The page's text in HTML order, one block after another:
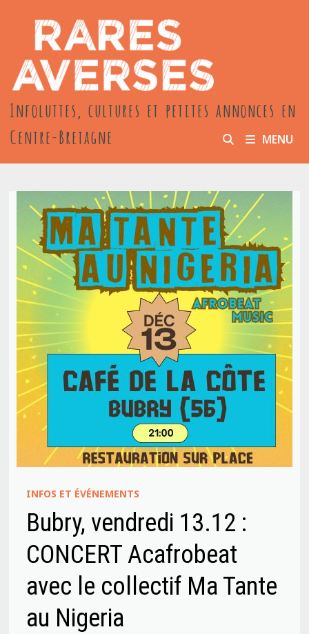
contenu
Infoluttes, cultures et petites annonces en
Centre-Bretagne
MENU
INFOS ET ÉVÉNEMENTS
Bubry, vendredi 13.12 :
CONCERT Acafrobeat
avec le collectif Ma Tante
au Nigeria